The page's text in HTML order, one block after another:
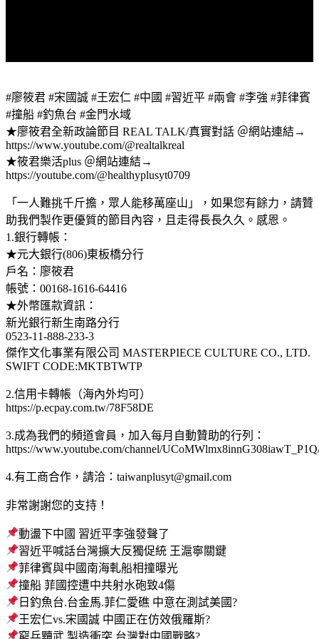
#廖筱君 #宋國誠 #王宏仁 #中國 #習近平 #兩會 #李強 #菲律賓
#撞船 #釣魚台 #金門水域
★廖筱君全新政論節目 REAL TALK/真實對話 ＠網站連結→
https://www.youtube.com/@realtalkreal
★筱君樂活plus ＠網站連結→
https://youtube.com/@healthyplusyt0709
「一人難挑千斤擔，眾人能移萬座山」，如果您有餘力，請贊
助我們製作更優質的節目內容，且走得長長久久。感恩。
1.銀行轉帳：
★元大銀行(806)東板橋分行
戶名：廖筱君
帳號：00168-1616-64416
★外幣匯款資訊：
新光銀行新生南路分行
0523-11-888-233-3
傑作文化事業有限公司 MASTERPIECE CULTURE CO., LTD.
SWIFT CODE:MKTBTWTP
2.信用卡轉帳（海內外均可）
https://p.ecpay.com.tw/78F58DE
3.成為我們的頻道會員，加入每月自動贊助的行列：
https://www.youtube.com/channel/
4.有工商合作，請洽： taiwanplusyt@gmail.com
非常謝謝您的支持！
動盪下中國 習近平李強發聲了
習近平喊話台灣擴大反獨促統 王滬寧關鍵
菲律賓與中國南海軋船相撞曝光
撞船 菲國控遭中共射水砲致4傷
日釣魚台.台金馬.菲仁愛礁 中意在測試美國?
王宏仁vs.宋國誠 中國正在仿效俄羅斯?
窮兵黷武 製造衝突 台灣對中國戰略?